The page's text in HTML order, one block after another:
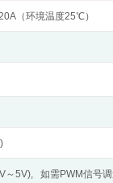
（环境温度25℃）
～5V), 如需PWM信号